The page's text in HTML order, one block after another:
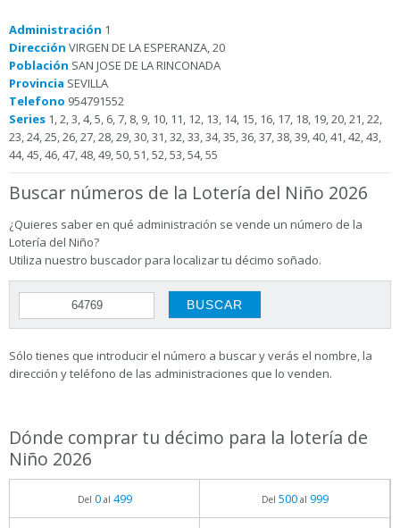
Administración 1
Dirección VIRGEN DE LA ESPERANZA, 20
Población SAN JOSE DE LA RINCONADA
Provincia SEVILLA
Telefono 954791552
Series 1, 2, 3, 4, 5, 6, 7, 8, 9, 10, 11, 12, 13, 14, 15, 16, 17, 18, 19, 20, 21, 22,
23, 24, 25, 26, 27, 28, 29, 30, 31, 32, 33, 34, 35, 36, 37, 38, 39, 40, 41, 42, 43,
44, 45, 46, 47, 48, 49, 50, 51, 52, 53, 54, 55
Buscar números de la Lotería del Niño 2026
¿Quieres saber en qué administración se vende un número de la
Lotería del Niño?
Utiliza nuestro buscador para localizar tu décimo soñado.
Sólo tienes que introducir el número a buscar y verás el nombre, la
dirección y teléfono de las administraciones que lo venden.
Dónde comprar tu décimo para la lotería de
Niño 2026
Del 0al 499 Del 500al 999